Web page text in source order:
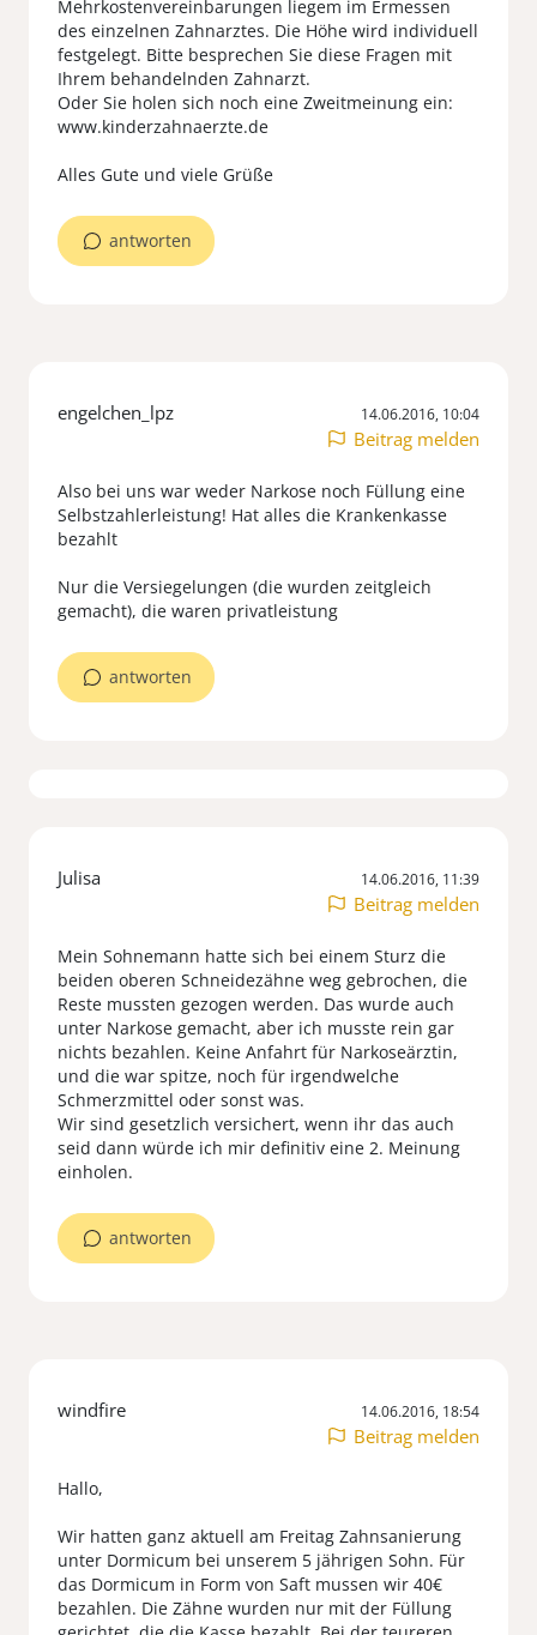
Mehrkostenvereinbarungen liegem im Ermessen
des einzelnen Zahnarztes. Die Höhe wird individuell
festgelegt. Bitte besprechen Sie diese Fragen mit
Ihrem behandelnden Zahnarzt.
Oder Sie holen sich noch eine Zweitmeinung ein:
www.kinderzahnaerzte.de
Alles Gute und viele Grüße
antworten
engelchen_lpz 14.06.2016, 10:04
Beitrag melden
Also bei uns war weder Narkose noch Füllung eine
Selbstzahlerleistung! Hat alles die Krankenkasse
bezahlt
Nur die Versiegelungen (die wurden zeitgleich
gemacht), die waren privatleistung
antworten
Julisa 14.06.2016, 11:39
Beitrag melden
Mein Sohnemann hatte sich bei einem Sturz die
beiden oberen Schneidezähne weg gebrochen, die
Reste mussten gezogen werden. Das wurde auch
unter Narkose gemacht, aber ich musste rein gar
nichts bezahlen. Keine Anfahrt für Narkoseärztin,
und die war spitze, noch für irgendwelche
Schmerzmittel oder sonst was.
Wir sind gesetzlich versichert, wenn ihr das auch
seid dann würde ich mir definitiv eine 2. Meinung
einholen.
antworten
windfire 14.06.2016, 18:54
Beitrag melden
Hallo,
Wir hatten ganz aktuell am Freitag Zahnsanierung
unter Dormicum bei unserem 5 jährigen Sohn. Für
das Dormicum in Form von Saft mussen wir 40€
bezahlen. Die Zähne wurden nur mit der Füllung